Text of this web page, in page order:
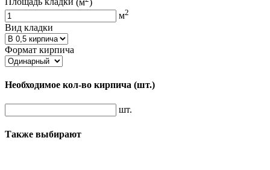
м2
Вид кладки
Формат кирпича
Необходимое кол-во кирпича (шт.)
шт.
Также выбирают